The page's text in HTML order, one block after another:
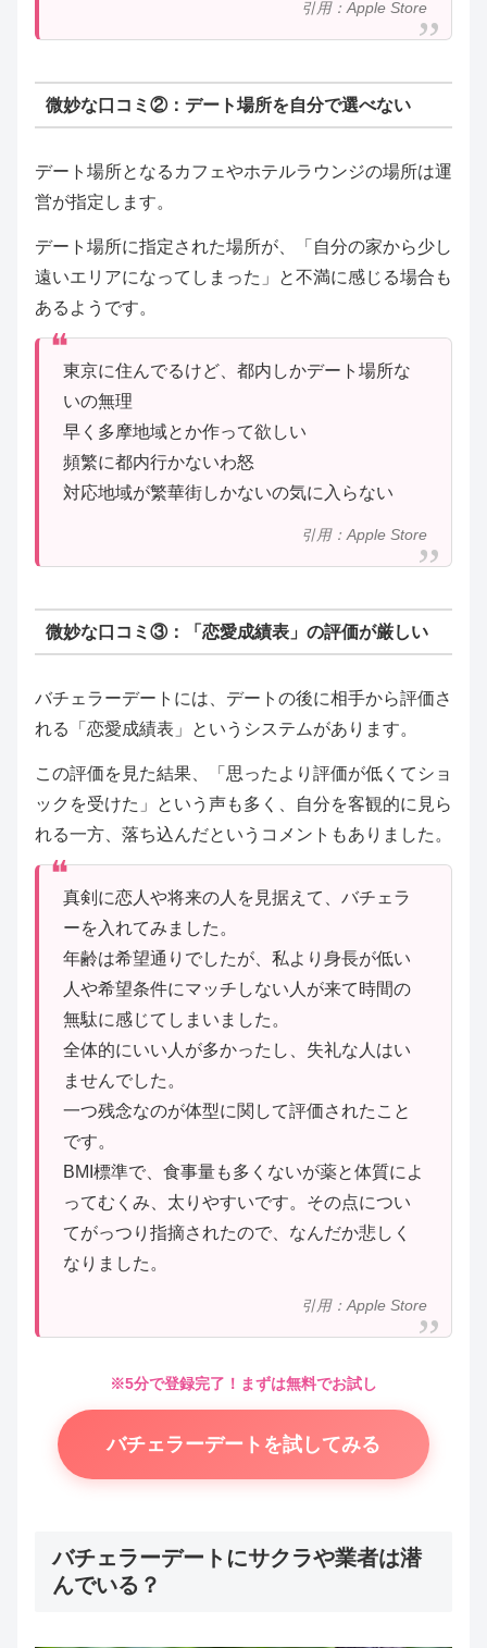
引用：Apple Store
微妙な口コミ②：デート場所を自分で選べない
デート場所となるカフェやホテルラウンジの場所は運
営が指定します。
デート場所に指定された場所が、「自分の家から少し
遠いエリアになってしまった」と不満に感じる場合も
あるようです。
東京に住んでるけど、都内しかデート場所な
いの無理
早く多摩地域とか作って欲しい
頻繁に都内行かないわ怒
対応地域が繁華街しかないの気に入らない
引用：Apple Store
微妙な口コミ③：「恋愛成績表」の評価が厳しい
バチェラーデートには、デートの後に相手から評価さ
れる「恋愛成績表」というシステムがあります。
この評価を見た結果、「思ったより評価が低くてショ
ックを受けた」という声も多く、自分を客観的に見ら
れる一方、落ち込んだというコメントもありました。
真剣に恋人や将来の人を見据えて、バチェラ
ーを入れてみました。
年齢は希望通りでしたが、私より身長が低い
人や希望条件にマッチしない人が来て時間の
無駄に感じてしまいました。
全体的にいい人が多かったし、失礼な人はい
ませんでした。
一つ残念なのが体型に関して評価されたこと
です。
BMI標準で、食事量も多くないが薬と体質によ
ってむくみ、太りやすいです。その点につい
てがっつり指摘されたので、なんだか悲しく
なりました。
引用：Apple Store
※5分で登録完了！まずは無料でお試し
バチェラーデートを試してみる
バチェラーデートにサクラや業者は潜
んでいる？